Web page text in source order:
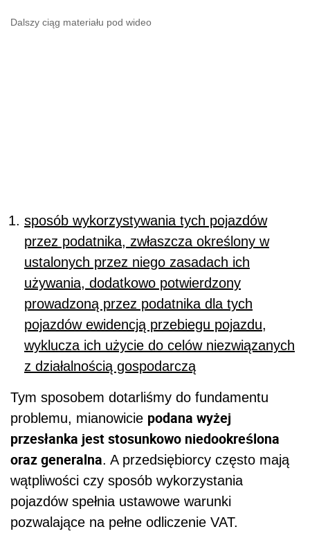
Dalszy ciąg materiału pod wideo
sposób wykorzystywania tych pojazdów
przez podatnika, zwłaszcza określony w
ustalonych przez niego zasadach ich
używania, dodatkowo potwierdzony
prowadzoną przez podatnika dla tych
pojazdów ewidencją przebiegu pojazdu,
wyklucza ich użycie do celów niezwiązanych
z działalnością gospodarczą
Tym sposobem dotarliśmy do fundamentu
problemu, mianowicie podana wyżej
przesłanka jest stosunkowo niedookreślona
oraz generalna. A przedsiębiorcy często mają
wątpliwości czy sposób wykorzystania
pojazdów spełnia ustawowe warunki
pozwalające na pełne odliczenie VAT.